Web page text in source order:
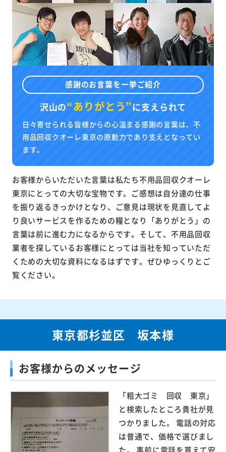
感謝のお言葉を一挙ご紹介
沢山の“ありがとう”に支えられて
日々寄せられる皆様からの心温まる感謝の言葉は、不
用品回収クオーレ東京の原動力であり支えとなってい
ます。
お客様からいただいた言葉は私たち不用品回収クオーレ
東京にとっての大切な宝物です。ご感想は自分達の仕事
を振り返るきっかけとなり、ご意見は現状を見直してよ
り良いサービスを作るための糧となり「ありがとう」の
言葉は前に進む力になるからです。そして、不用品回収
業者を探しているお客様にとっては当社を知っていただ
くための大切な資料になるはずです。ぜひゆっくりとご
覧ください。
東京都杉並区 坂本様
お客様からのメッセージ
「粗大ゴミ 回収 東京」
と検索したところ貴社が見
つかりました。 電話の対応
は普通で、価格で選びまし
た。 事前に電話を貰えて安